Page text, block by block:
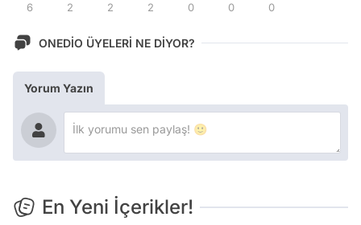
6 2 2 2 0 0 0
ONEDİO ÜYELERİ NE DİYOR?
Yorum Yazın
En Yeni İçerikler!